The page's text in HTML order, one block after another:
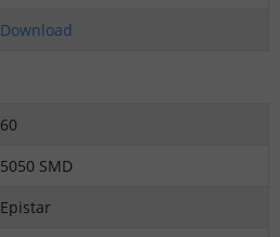
Download
60
5050 SMD
Epistar